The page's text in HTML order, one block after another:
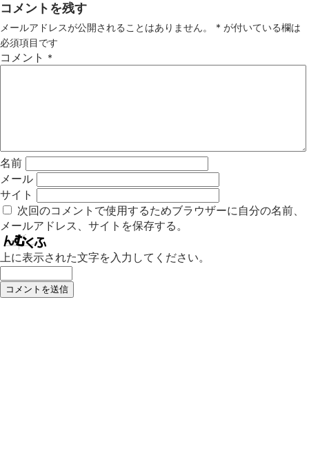
コメントを残す
メールアドレスが公開されることはありません。 * が付いている欄は
必須項目です
コメント *
名前
メール
サイト
次回のコメントで使用するためブラウザーに自分の名前、
メールアドレス、サイトを保存する。
上に表示された文字を入力してください。